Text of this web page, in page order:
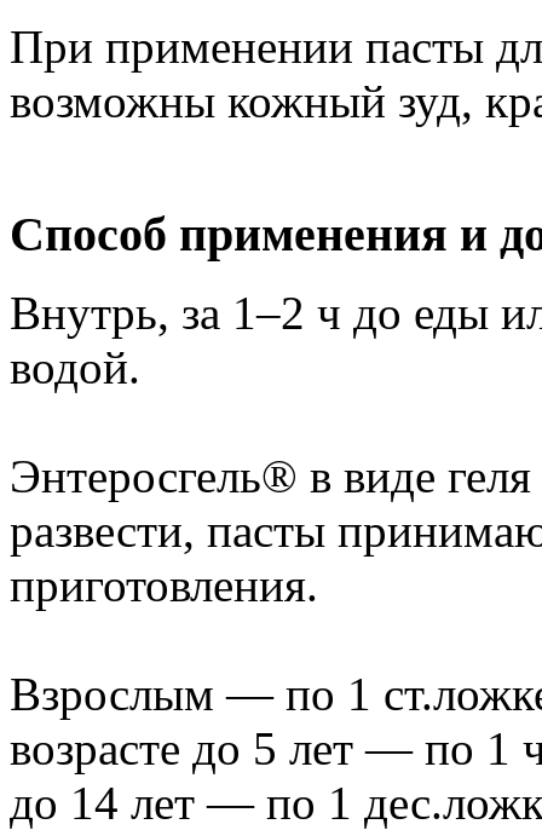
При применении пасты
возможны кожный зуд,
Способ применения и
Внутрь, за 1–2 ч до еды
водой.
Энтеросгель® в виде
развести, пасты
приготовления.
Взрослым — по 1
возрасте до 5 лет — по 1
до 14 лет — по 1